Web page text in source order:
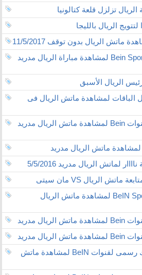
تزلزل قلعة كتالونيا
الريال بالليجا
ملف IPTV ممتاز لقنوات Bein Sport لمشاهدة مباراة الريال مدريد
رئيس الريال الأسبق
الباقات لمشاهدة ماتش الريال فى
اليكم 3 سيرفرات IPTV لقنوات Bein لمشاهدة ماتش الريال مدريد
ملف IPTV مدفوع لباقة BeIN Sport لمشاهدة ماتش الريال
سيرفر IPTV يعمل باشتراك رسمى لقنوات BeIN لمشاهدة ماتش